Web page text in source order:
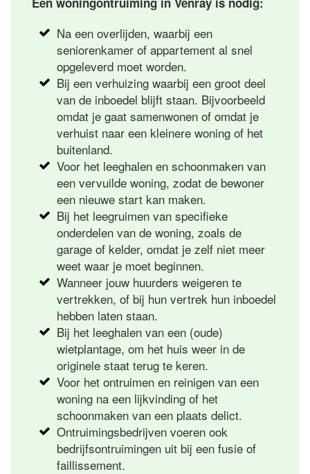
Na een overlijden, waarbij een
seniorenkamer of appartement al snel
opgeleverd moet worden.
Bij een verhuizing waarbij een groot deel
van de inboedel blijft staan. Bijvoorbeeld
omdat je gaat samenwonen of omdat je
verhuist naar een kleinere woning of het
buitenland.
Voor het leeghalen en schoonmaken van
een vervuilde woning, zodat de bewoner
een nieuwe start kan maken.
Bij het leegruimen van specifieke
onderdelen van de woning, zoals de
garage of kelder, omdat je zelf niet meer
weet waar je moet beginnen.
Wanneer jouw huurders weigeren te
vertrekken, of bij hun vertrek hun inboedel
hebben laten staan.
Bij het leeghalen van een (oude)
wietplantage, om het huis weer in de
originele staat terug te keren.
Voor het ontruimen en reinigen van een
woning na een lijkvinding of het
schoonmaken van een plaats delict.
Ontruimingsbedrijven voeren ook
bedrijfsontruimingen uit bij een fusie of
faillissement.